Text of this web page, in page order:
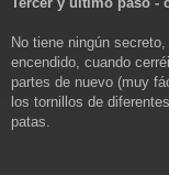
No tiene ningún
encendido, cuando
partes de nuevo (muy
los tornillos de
patas.